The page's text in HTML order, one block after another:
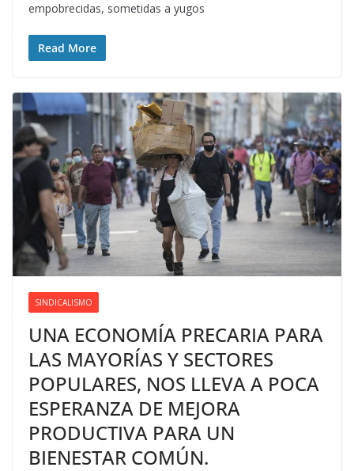
empobrecidas, sometidas a yugos
Read More
SINDICALISMO
UNA ECONOMÍA PRECARIA PARA
LAS MAYORÍAS Y SECTORES
POPULARES, NOS LLEVA A POCA
ESPERANZA DE MEJORA
PRODUCTIVA PARA UN
BIENESTAR COMÚN.